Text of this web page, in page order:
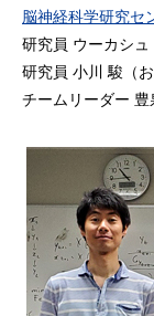
脳神経科学研究セ
研究員 ウーカシュ
研究員 小川 駿（お
チームリーダー 豊